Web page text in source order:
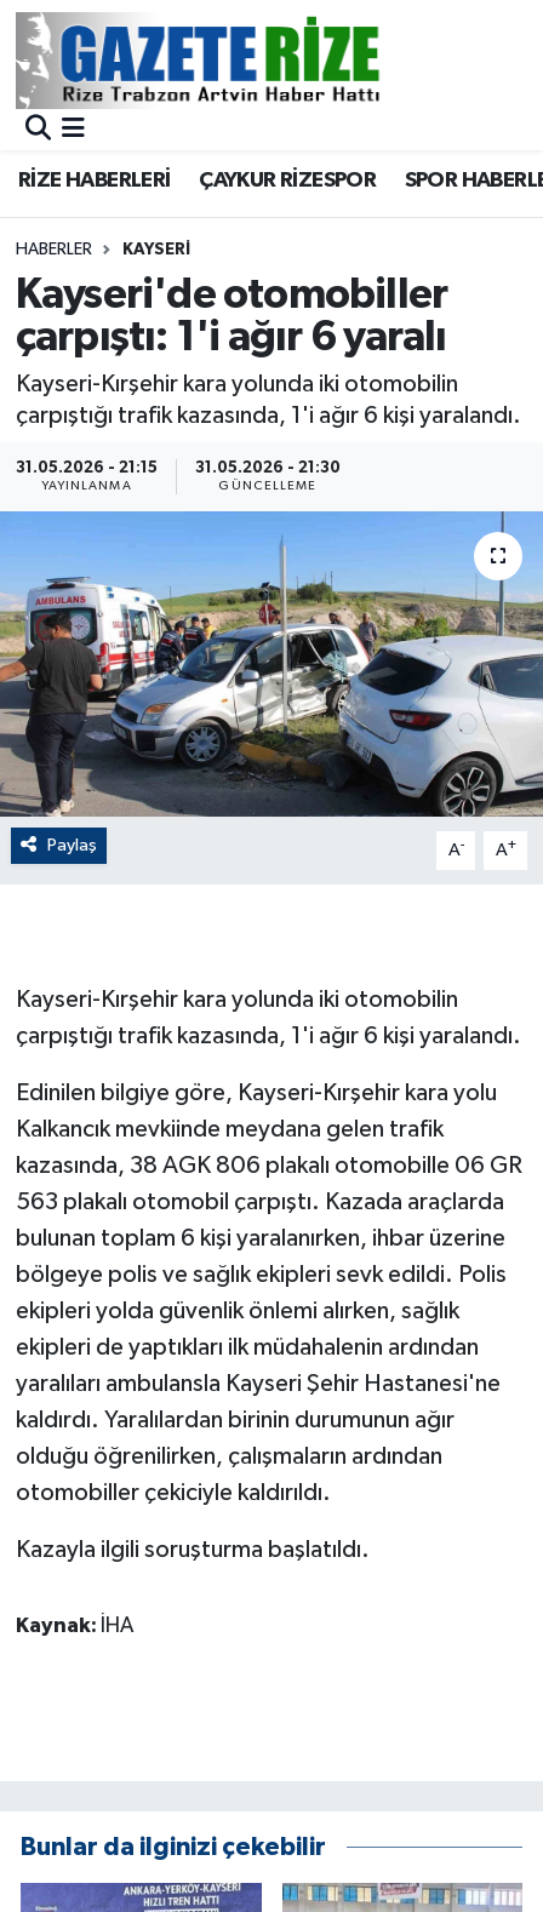
RİZE HABERLERİ ÇAYKUR RİZESPOR SPOR
HABERLER KAYSERI
Kayseri'de otomobiller
çarpıştı: 1'i ağır 6 yaralı
Kayseri-Kırşehir kara yolunda iki otomobilin
çarpıştığı trafik kazasında, 1'i ağır 6 kişi yaralandı.
31.05.2026 - 21:15
YAYINLANMA
31.05.2026 - 21:30
GÜNCELLEME
Paylaş A- A+
Kayseri-Kırşehir kara yolunda iki otomobilin
çarpıştığı trafik kazasında, 1'i ağır 6 kişi yaralandı.
Edinilen bilgiye göre, Kayseri-Kırşehir kara yolu
Kalkancık mevkiinde meydana gelen trafik
kazasında, 38 AGK 806 plakalı otomobille 06 GR
563 plakalı otomobil çarpıştı. Kazada araçlarda
bulunan toplam 6 kişi yaralanırken, ihbar üzerine
bölgeye polis ve sağlık ekipleri sevk edildi. Polis
ekipleri yolda güvenlik önlemi alırken, sağlık
ekipleri de yaptıkları ilk müdahalenin ardından
yaralıları ambulansla Kayseri Şehir Hastanesi'ne
kaldırdı. Yaralılardan birinin durumunun ağır
olduğu öğrenilirken, çalışmaların ardından
otomobiller çekiciyle kaldırıldı.
Kazayla ilgili soruşturma başlatıldı.
Kaynak: İHA
Bunlar da ilginizi çekebilir
BÖLGEMİZ
Asayiş
Rize Jandarma Komutanlığı
Bilim Teknoloji
Advertising news
ÇEVRE
Dış Haberler
Dünya
EĞİTİM
EKONOMİ
Gayrimenkul
GENEL
GÜNDEM
Güvenlik
HABERDE İNSAN
İNSAN
İş Dünyası
KÜLTÜR SANAT
Sağlık
Merkez Nöbetçi Eczaneler
Merkez Trafik Yoğunluk Haritası
Süper Lig Puan Durumu ve Fikstür
Tüm Manşetler
Son Dakika Haberleri
Haber Arşivi